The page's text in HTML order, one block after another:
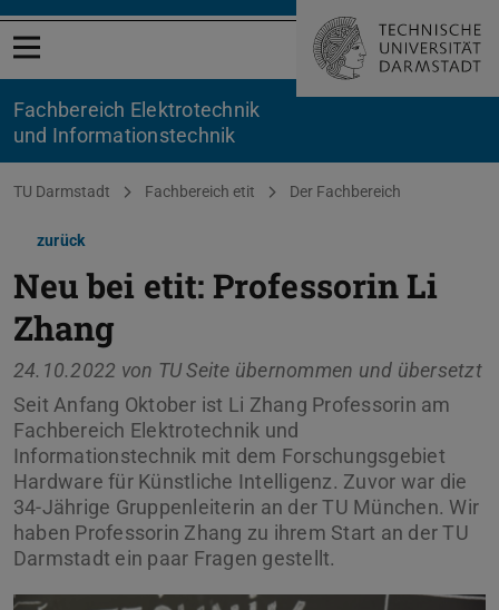
Menü öffnen
Fachbereich Elektrotechnik
und Informationstechnik
Sie befinden sich hier:
TU Darmstadt Fachbereich etit Der Fachbereich
zurück
Neu bei etit: Professorin Li
Zhang
24.10.2022 von TU Seite übernommen und übersetzt
Seit Anfang Oktober ist Li Zhang Professorin am
Fachbereich Elektrotechnik und
Informationstechnik mit dem Forschungsgebiet
Hardware für Künstliche Intelligenz. Zuvor war die
34-Jährige Gruppenleiterin an der TU München. Wir
haben Professorin Zhang zu ihrem Start an der TU
Darmstadt ein paar Fragen gestellt.